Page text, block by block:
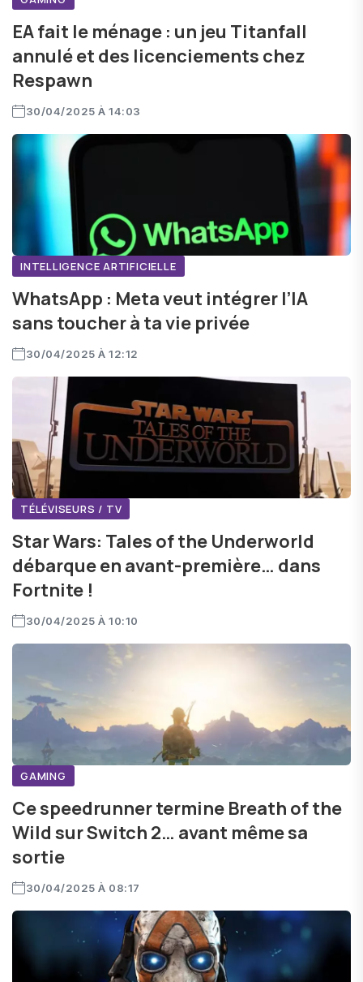
EA fait le ménage : un jeu Titanfall
annulé et des licenciements chez
Respawn
30/04/2025 À 14:03
INTELLIGENCE ARTIFICIELLE
WhatsApp : Meta veut intégrer l’IA
sans toucher à ta vie privée
30/04/2025 À 12:12
TÉLÉVISEURS / TV
Star Wars: Tales of the Underworld
débarque en avant-première… dans
Fortnite !
30/04/2025 À 10:10
GAMING
Ce speedrunner termine Breath of the
Wild sur Switch 2… avant même sa
sortie
30/04/2025 À 08:17